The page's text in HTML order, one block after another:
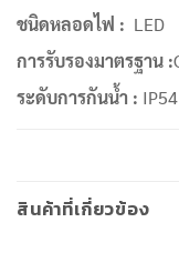
ชนิดหลอดไฟ : LED
การรับรองมาตรฐาน :
ระดับการกันน้ำ : IP54
สินค้าที่เกี่ยวข้อง